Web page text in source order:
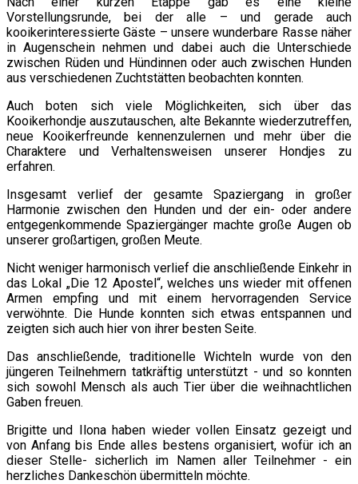
Vorstellungsrunde, bei der alle – und gerade auch
kooikerinteressierte Gäste – unsere wunderbare Rasse näher
in Augenschein nehmen und dabei auch die Unterschiede
zwischen Rüden und Hündinnen oder auch zwischen Hunden
aus verschiedenen Zuchtstätten beobachten konnten.
Auch boten sich viele Möglichkeiten, sich über das
Kooikerhondje auszutauschen, alte Bekannte wiederzutreffen,
neue Kooikerfreunde kennenzulernen und mehr über die
Charaktere und Verhaltensweisen unserer Hondjes zu
erfahren.
Insgesamt verlief der gesamte Spaziergang in großer
Harmonie zwischen den Hunden und der ein- oder andere
entgegenkommende Spaziergänger machte große Augen ob
unserer großartigen, großen Meute.
Nicht weniger harmonisch verlief die anschließende Einkehr in
das Lokal „Die 12 Apostel“, welches uns wieder mit offenen
Armen empfing und mit einem hervorragenden Service
verwöhnte. Die Hunde konnten sich etwas entspannen und
zeigten sich auch hier von ihrer besten Seite.
Das anschließende, traditionelle Wichteln wurde von den
jüngeren Teilnehmern tatkräftig unterstützt - und so konnten
sich sowohl Mensch als auch Tier über die weihnachtlichen
Gaben freuen.
Brigitte und Ilona haben wieder vollen Einsatz gezeigt und
von Anfang bis Ende alles bestens organisiert, wofür ich an
dieser Stelle- sicherlich im Namen aller Teilnehmer - ein
herzliches Dankeschön übermitteln möchte.